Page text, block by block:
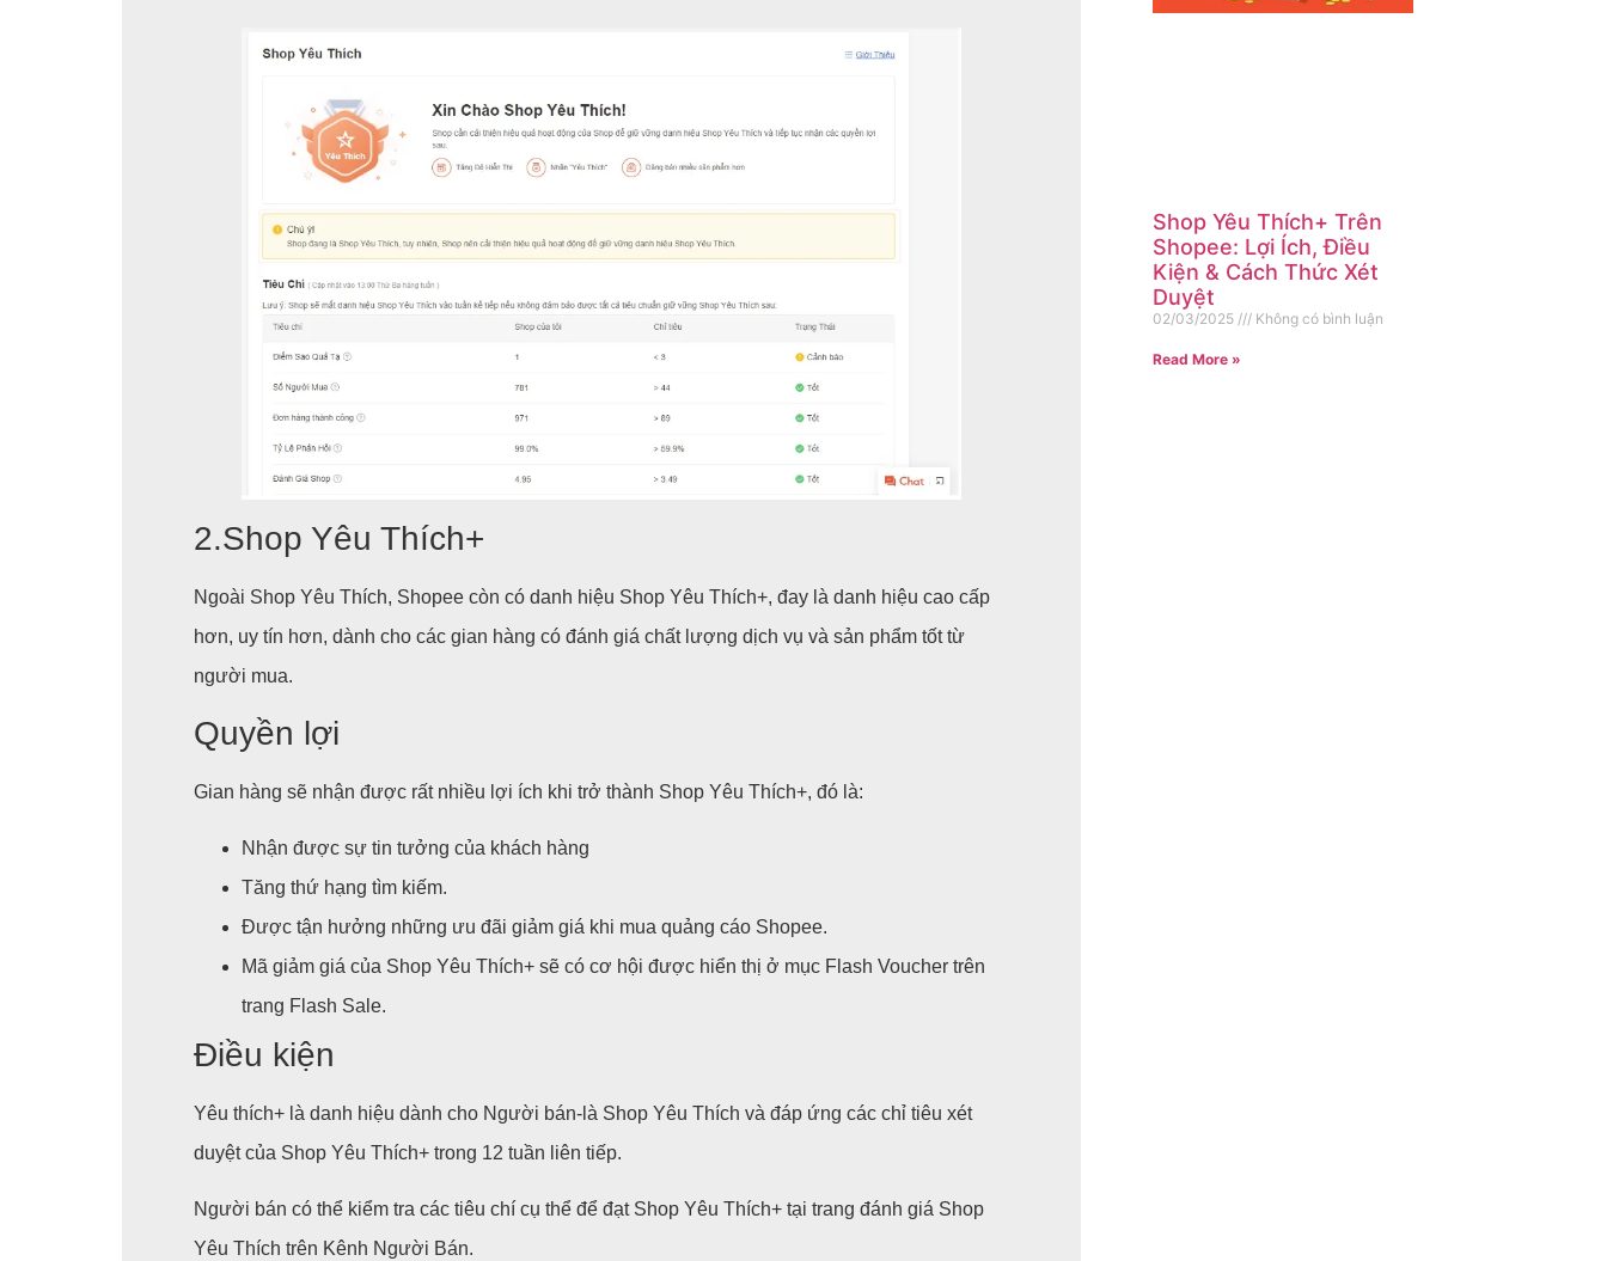
2.Shop Yêu Thích+
Ngoài Shop Yêu Thích, Shopee còn có danh hiệu Shop Yêu Thích+, đay là danh hiệu cao cấp
hơn, uy tín hơn, dành cho các gian hàng có đánh giá chất lượng dịch vụ và sản phẩm tốt từ
người mua.
Quyền lợi
Gian hàng sẽ nhận được rất nhiều lợi ích khi trở thành Shop Yêu Thích+, đó là:
Nhận được sự tin tưởng của khách hàng
Tăng thứ hạng tìm kiếm.
Được tận hưởng những ưu đãi giảm giá khi mua quảng cáo Shopee.
Mã giảm giá của Shop Yêu Thích+ sẽ có cơ hội được hiển thị ở mục Flash Voucher trên
trang Flash Sale.
Điều kiện
Yêu thích+ là danh hiệu dành cho Người bán-là Shop Yêu Thích và đáp ứng các chỉ tiêu xét
duyệt của Shop Yêu Thích+ trong 12 tuần liên tiếp.
Người bán có thể kiểm tra các tiêu chí cụ thể để đạt Shop Yêu Thích+ tại trang đánh giá Shop
Yêu Thích trên Kênh Người Bán.
Shop Yêu Thích+ Trên
Shopee: Lợi Ích, Điều
Kiện & Cách Thức Xét
Duyệt
02/03/2025 Không có bình luận
Read More »